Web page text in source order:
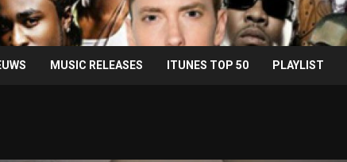
MUSIC RELEASES ITUNES TOP 50 PLAYLIST